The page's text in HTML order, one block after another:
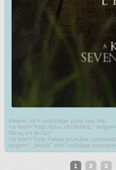
Alweer zo'n prachtige post van mij.
<a href="http://puu.sh/3kNmL"
Minaj en ik</a>
<a href="http://www.youtube.com/
target="_blank" rel="nofollow
1 2 3